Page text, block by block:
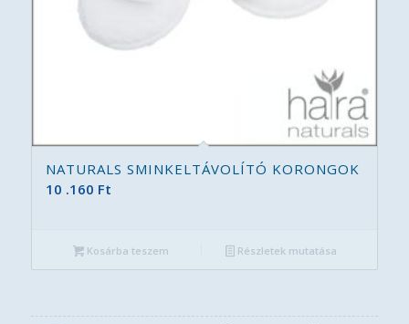
NATURALS SMINKELTÁVOLÍTÓ KORONGOK
10 .160 Ft
Kosárba teszem Részletek mutatása